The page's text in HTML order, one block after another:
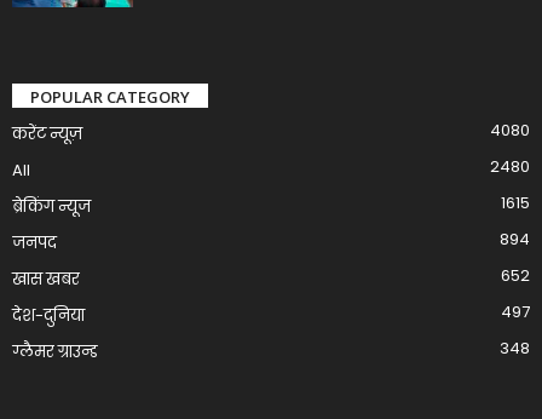
POPULAR CATEGORY
करेंट न्यूज़
4080
All
2480
ब्रेकिंग न्यूज
1615
जनपद
894
खास खबर
652
देश-दुनिया
497
ग्लैमर ग्राउन्ड
348